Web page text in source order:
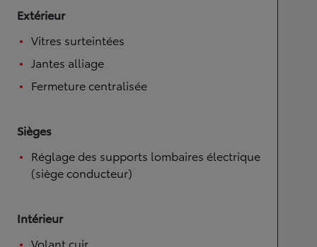
Extérieur
Vitres surteintées
Jantes alliage
Fermeture centralisée
Sièges
Réglage des supports lombaires électrique
(siège conducteur)
Intérieur
Volant cuir